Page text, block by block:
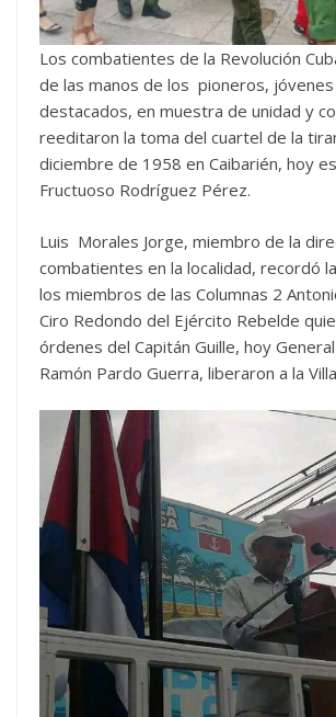
Los combatientes de la Revolución
de las manos de los pioneros,
destacados, en muestra de unidad y
reeditaron la toma del cuartel de la
diciembre de 1958 en Caibarién, hoy
Fructuoso Rodríguez Pérez.
Luis Morales Jorge, miembro de la
combatientes en la localidad, recordó
los miembros de las Columnas 2
Ciro Redondo del Ejército Rebelde
órdenes del Capitán Guille, hoy
Ramón Pardo Guerra, liberaron a la